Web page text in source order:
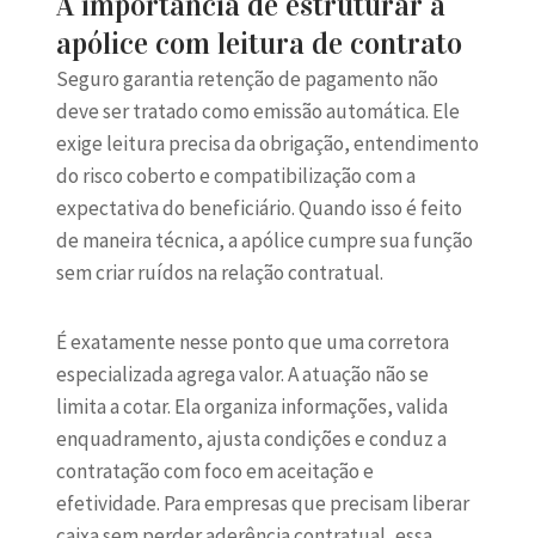
apólice com leitura de contrato
Seguro garantia retenção de pagamento não
deve ser tratado como emissão automática. Ele
exige leitura precisa da obrigação, entendimento
do risco coberto e compatibilização com a
expectativa do beneficiário. Quando isso é feito
de maneira técnica, a apólice cumpre sua função
sem criar ruídos na relação contratual.
É exatamente nesse ponto que uma corretora
especializada agrega valor. A atuação não se
limita a cotar. Ela organiza informações, valida
enquadramento, ajusta condições e conduz a
contratação com foco em aceitação e
efetividade. Para empresas que precisam liberar